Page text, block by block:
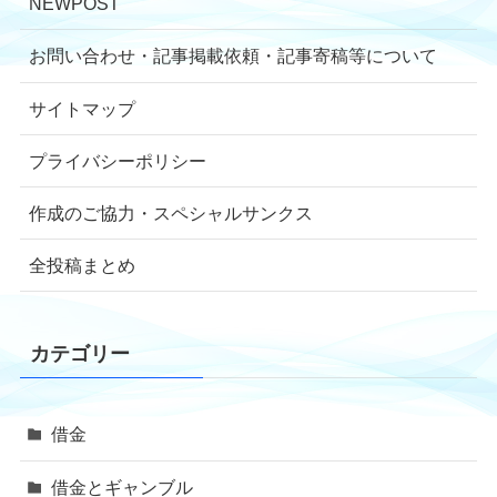
お問い合わせ・記事掲載依頼・記事寄稿等について
サイトマップ
プライバシーポリシー
作成のご協力・スペシャルサンクス
全投稿まとめ
カテゴリー
借金
借金とギャンブル